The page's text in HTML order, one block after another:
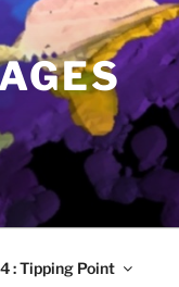
: Tipping Point